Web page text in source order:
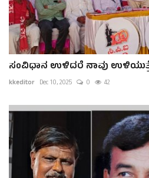
ಸಂವಿಧಾನ ಉಳಿದರೆ ನಾವು
kkeditor Dec 10, 2025 0 42